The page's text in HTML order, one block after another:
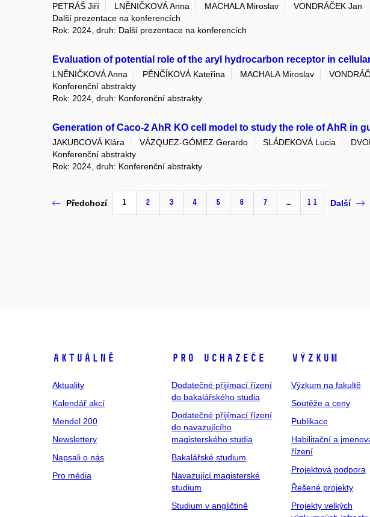
PETRÁŠ Jiří LNĚNIČKOVÁ Anna MACHALA Miroslav
VONDRÁČEK Jan
Další prezentace na konferencích
Rok: 2024, druh: Další prezentace na konferencích
Evaluation of potential role of the aryl hydrocarbon receptor in
LNĚNIČKOVÁ Anna PĚNČÍKOVÁ Kateřina MACHALA Miroslav
Konferenční abstrakty
Rok: 2024, druh: Konferenční abstrakty
Generation of Caco-2 AhR KO cell model to study the role of AhR in
JAKUBCOVÁ Klára VÁZQUEZ-GÓMEZ Gerardo SLÁDEKOVÁ Lucia
Konferenční abstrakty
Rok: 2024, druh: Konferenční abstrakty
Předchozí 1 2 3 4 5 6 7 … 11 Další
Aktuálně
Aktuality
Kalendář akcí
Mendel 200
Newslettery
Napsali o nás
Pro média
Pro uchazeče
Dodatečné přijímací řízení
do bakalářského studia
Dodatečné přijímací řízení
do navazujícího
magisterského studia
Bakalářské studium
Navazující magisterské
studium
Studium v angličtině
Výzkum
Výzkum na fakultě
Soutěže a ceny
Publikace
Habilitační a
řízení
Projektová podpora
Řešené projekty
Projekty velkých